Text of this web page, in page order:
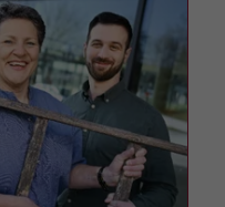
sammelt keine
wird von Facebook
Daten an das